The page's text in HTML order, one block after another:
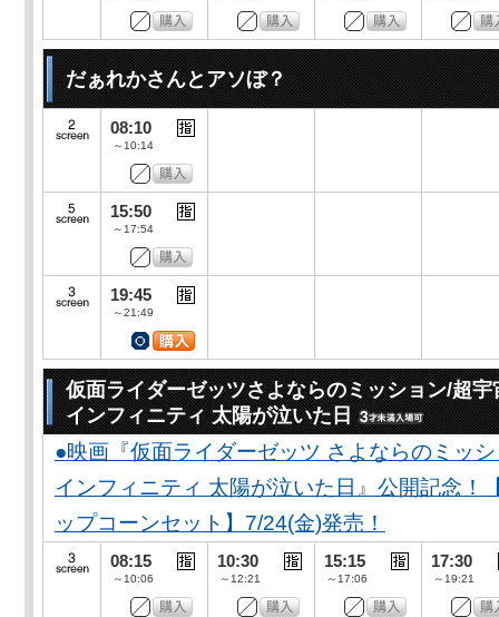
だぁれかさんとアソぼ？
08:10
～10:14
15:50
～17:54
19:45
～21:49
仮面ライダーゼッツさよならのミッション/超
インフィニティ 太陽が泣いた日
●映画『仮面ライダーゼッツ さよならのミッ
インフィニティ 太陽が泣いた日』公開記念！
ップコーンセット】7/24(金)発売！
08:15
～10:06
10:30
～12:21
15:15
～17:06
17:30
～19:21